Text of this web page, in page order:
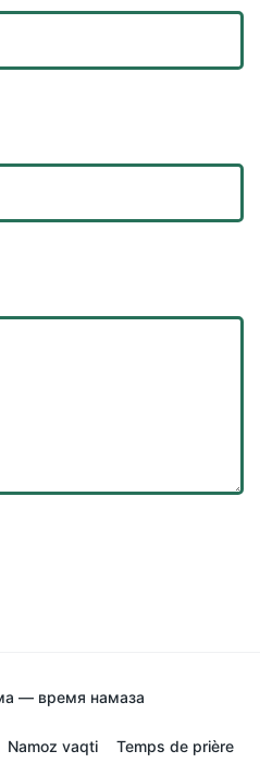
— время намаза
Namoz vaqti
Temps de prière